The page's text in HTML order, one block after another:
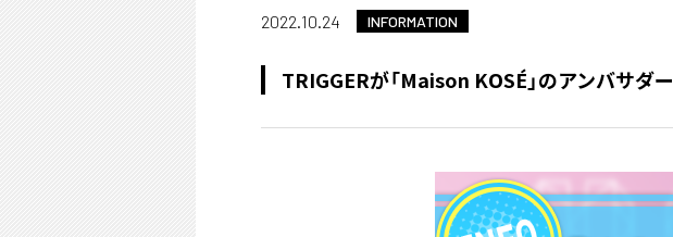
2022.10.24 INFORMATION
TRIGGERが「Maison KOSÉ」のアンバサダ